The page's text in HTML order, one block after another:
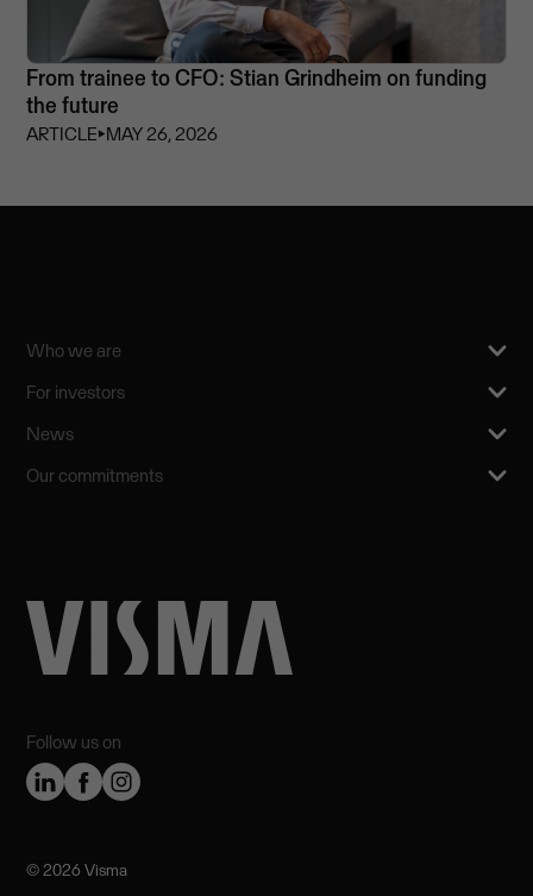
From trainee to CFO: Stian Grindheim on funding
the future
ARTICLE⏵MAY 26, 2026
Follow us on
Who we are
For investors
News
Our commitments
©️ 2026 Visma